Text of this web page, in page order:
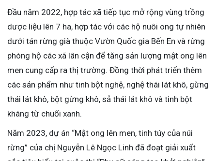
Đầu năm 2022, hợp tác xã tiếp tục mở rộng vùng trồng
dược liệu lên 7 ha, hợp tác với các hộ nuôi ong tự nhiên
dưới tán rừng già thuộc Vườn Quốc gia Bến En và rừng
phòng hộ các xã lân cận để tăng sản lượng mật ong lên
men cung cấp ra thị trường. Đồng thời phát triển thêm
các sản phẩm như tinh bột nghệ, nghệ thái lát khô, gừng
thái lát khô, bột gừng khô, sả thái lát khô và tinh bột
kháng từ chuối xanh.
Năm 2023, dự án “Mật ong lên men, tinh túy của núi
rừng” của chị Nguyễn Lê Ngọc Linh đã đoạt giải xuất